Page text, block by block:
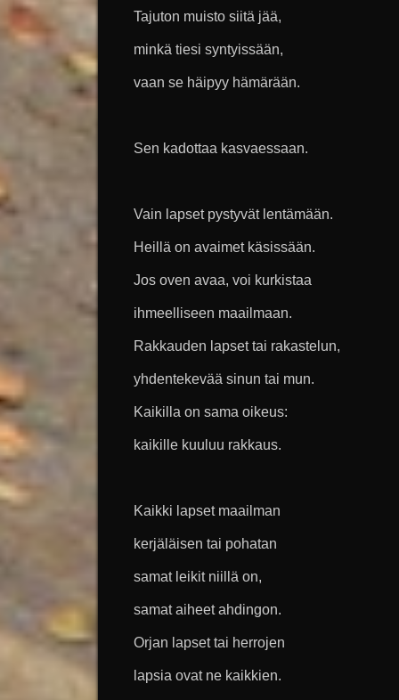
Tajuton muisto siitä jää,
minkä tiesi syntyissään,
vaan se häipyy hämärään.
Sen kadottaa kasvaessaan.
Vain lapset pystyvät lentämään.
Heillä on avaimet käsissään.
Jos oven avaa, voi kurkistaa
ihmeelliseen maailmaan.
Rakkauden lapset tai rakastelun,
yhdentekevää sinun tai mun.
Kaikilla on sama oikeus:
kaikille kuuluu rakkaus.
Kaikki lapset maailman
kerjäläisen tai pohatan
samat leikit niillä on,
samat aiheet ahdingon.
Orjan lapset tai herrojen
lapsia ovat ne kaikkien.